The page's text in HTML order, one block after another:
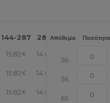
144-287 288 + Περισσότερα
Απόθεμα Ποσότητα
15.82€ 14.60
36
15.82€ 14.60
36
15.82€ 14.60
65